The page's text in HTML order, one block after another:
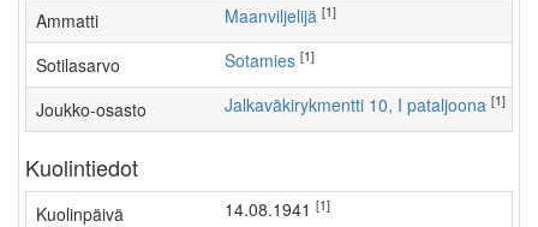
Ammatti maanviljelijä [1]
Sotilasarvo Sotamies [1]
Joukko-osasto Jalkaväkirykmentti 10, I pataljoona [1]
Kuolintiedot
Kuolinpäivä 14.08.1941 [1]